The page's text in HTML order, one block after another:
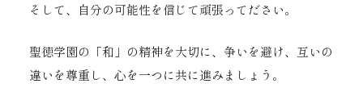
そして、自分の可能性を信じて頑張ってださい。
聖徳学園の「和」の精神を大切に、争いを避け、互いの
違いを尊重し、心を一つに共に進みましょう。